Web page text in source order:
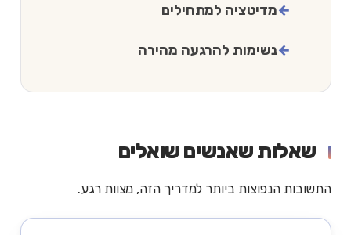
מדיטציה למתחילים
נשימות להרגעה מהירה
שאלות שאנשים שואלים
התשובות הנפוצות ביותר למדריך הזה, מצוות רגע.